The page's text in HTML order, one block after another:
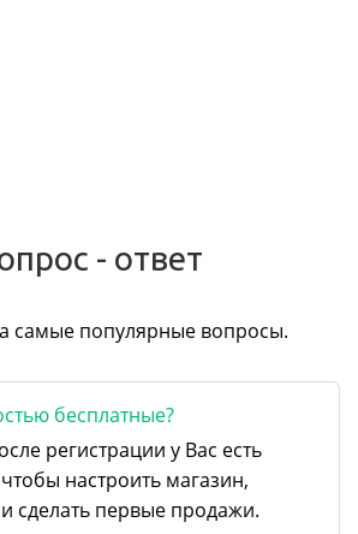
- ответ
самые популярные вопросы.
бесплатные?
регистрации у Вас есть
настроить магазин,
и сделать первые продажи.